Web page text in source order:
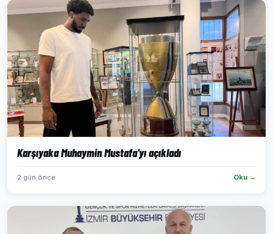
Karşıyaka Muhaymin Mustafa'yı açıkladı
2 gün önce Oku →